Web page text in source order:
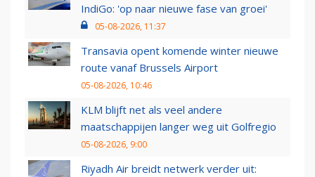
IndiGo: 'op naar nieuwe fase van groei'
05-08-2026, 11:37
Transavia opent komende winter nieuwe
route vanaf Brussels Airport
05-08-2026, 10:46
KLM blijft net als veel andere
maatschappijen langer weg uit Golfregio
05-08-2026, 9:00
Riyadh Air breidt netwerk verder uit: